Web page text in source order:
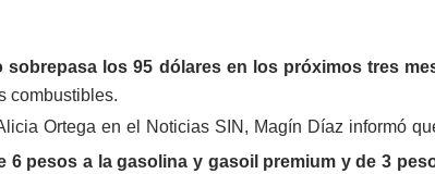
sobrepasa los 95 dólares en los próximos tres
combustibles.
Ortega en el Noticias SIN, Magín Díaz informó
6 pesos a la gasolina y gasoil premium y de 3